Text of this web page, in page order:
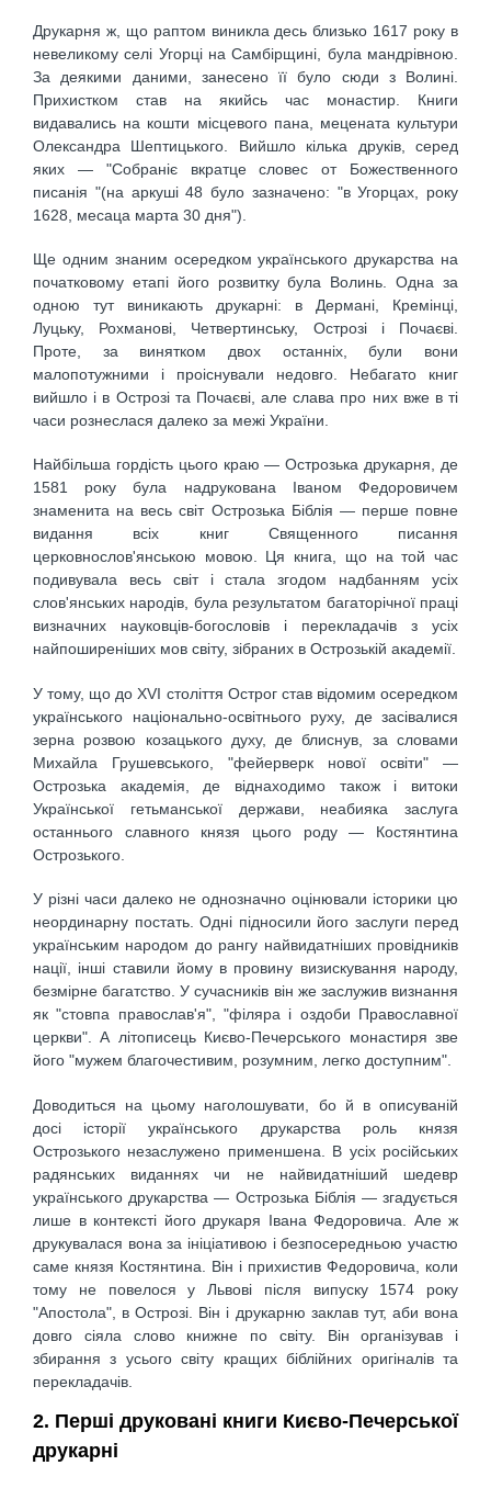
Друкарня ж, що раптом виникла десь близько 1617 року в
невеликому селі Угорці на Самбірщині, була мандрівною.
За деякими даними, занесено її було сюди з Волині.
Прихистком став на якийсь час монастир. Книги
видавались на кошти місцевого пана, мецената культури
Олександра Шептицького. Вийшло кілька друків, серед
яких — "Собраніє вкратце словес от Божественного
писанія "(на аркуші 48 було зазначено: "в Угорцах, року
1628, месаца марта 30 дня").
Ще одним знаним осередком українського друкарства на
початковому етапі його розвитку була Волинь. Одна за
одною тут виникають друкарні: в Дермані, Кремінці,
Луцьку, Рохманові, Четвертинську, Острозі і Почаєві.
Проте, за винятком двох останніх, були вони
малопотужними і проіснували недовго. Небагато книг
вийшло і в Острозі та Почаєві, але слава про них вже в ті
часи рознеслася далеко за межі України.
Найбільша гордість цього краю — Острозька друкарня, де
1581 року була надрукована Іваном Федоровичем
знаменита на весь світ Острозька Біблія — перше повне
видання всіх книг Священного писання
церковнослов'янською мовою. Ця книга, що на той час
подивувала весь світ і стала згодом надбанням усіх
слов'янських народів, була результатом багаторічної праці
визначних науковців-богословів і перекладачів з усіх
найпоширеніших мов світу, зібраних в Острозькій академії.
У тому, що до XVI століття Острог став відомим осередком
українського національно-освітнього руху, де засівалися
зерна розвою козацького духу, де блиснув, за словами
Михайла Грушевського, "фейерверк нової освіти" —
Острозька академія, де віднаходимо також і витоки
Української гетьманської держави, неабияка заслуга
останнього славного князя цього роду — Костянтина
Острозького.
У різні часи далеко не однозначно оцінювали історики цю
неординарну постать. Одні підносили його заслуги перед
українським народом до рангу найвидатніших провідників
нації, інші ставили йому в провину визискування народу,
безмірне багатство. У сучасників він же заслужив визнання
як "стовпа православ'я", "філяра і оздоби Православної
церкви". А літописець Києво-Печерського монастиря зве
його "мужем благочестивим, розумним, легко доступним".
Доводиться на цьому наголошувати, бо й в описуваній
досі історії українського друкарства роль князя
Острозького незаслужено применшена. В усіх російських
радянських виданнях чи не найвидатніший шедевр
українського друкарства — Острозька Біблія — згадується
лише в контексті його друкаря Івана Федоровича. Але ж
друкувалася вона за ініціативою і безпосередньою участю
саме князя Костянтина. Він і прихистив Федоровича, коли
тому не повелося у Львові після випуску 1574 року
"Апостола", в Острозі. Він і друкарню заклав тут, аби вона
довго сіяла слово книжне по світу. Він організував і
збирання з усього світу кращих біблійних оригіналів та
перекладачів.
2. Перші друковані книги Києво-Печерської
друкарні